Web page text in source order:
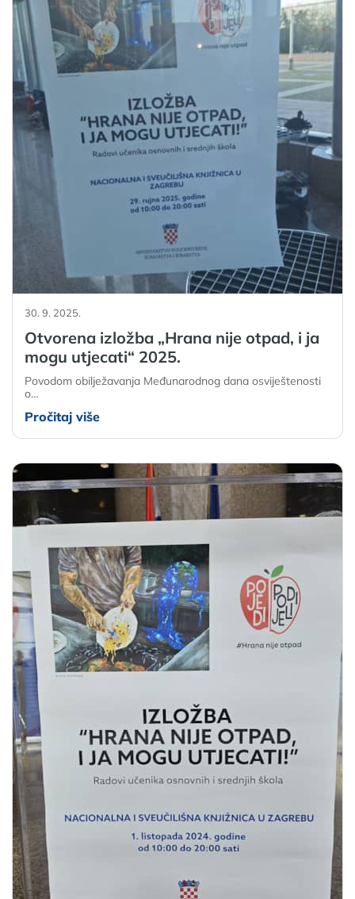
30. 9. 2025.
Otvorena izložba „Hrana nije otpad, i ja
mogu utjecati“ 2025.
Povodom obilježavanja Međunarodnog dana osviještenosti
o…
Pročitaj više